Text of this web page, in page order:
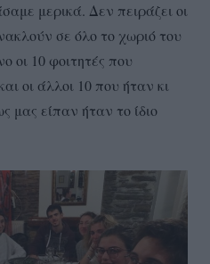
μερικά. Δεν πειράζει οι
σε όλο το χωριό του
οι 10 φοιτητές που
οι άλλοι 10 που ήταν κι
μας είπαν ήταν το ίδιο